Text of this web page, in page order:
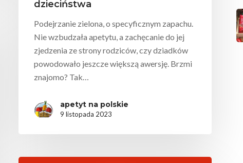
dzieciństwa
Podejrzanie zielona, o specyficznym zapachu.
Nie wzbudzała apetytu, a zachęcanie do jej
zjedzenia ze strony rodziców, czy dziadków
powodowało jeszcze większą awersję. Brzmi
znajomo? Tak…
apetyt na polskie
9 listopada 2023